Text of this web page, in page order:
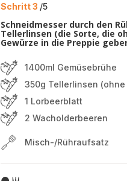
Schritt 3 /5
Schneidmesser durch den
Tellerlinsen (die Sorte, die
Gewürze in die Preppie
1400ml Gemüsebrühe
350g Tellerlinsen
1 Lorbeerblatt
2 Wacholderbeeren
Misch-/Rühraufsatz